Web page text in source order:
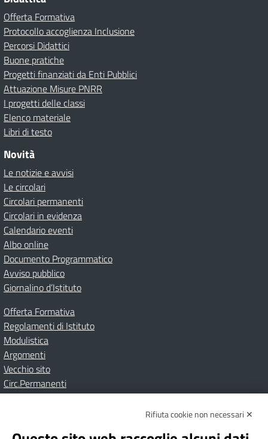
Offerta Formativa
Protocollo accoglienza Inclusione
Percorsi Didattici
Buone pratiche
Progetti finanziati da Enti Pubblici
Attuazione Misure PNRR
I progetti delle classi
Elenco materiale
Libri di testo
Novità
Le notizie e avvisi
Le circolari
Circolari permanenti
Circolari in evidenza
Calendario eventi
Albo online
Documento Programmatico
Avviso pubblico
Giornalino d’Istituto
Offerta Formativa
Regolamenti di Istituto
Modulistica
Argomenti
Vecchio sito
Circ.Permanenti
Albo onlinePrivacy Policy
Dichiarazione di accessibilità
Note Legali
Rifiuta cookie non necessari ✕